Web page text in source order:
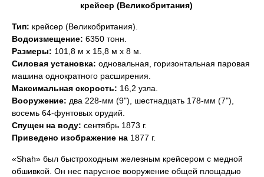
крейсер (Великобритания)
Тип: крейсер (Великобритания).
Водоизмещение: 6350 тонн.
Размеры: 101,8 м х 15,8 м х 8 м.
Силовая установка: одновальная, горизонтальная паровая
машина однократного расширения.
Максимальная скорость: 16,2 узла.
Вооружение: два 228-мм (9"), шестнадцать 178-мм (7"),
восемь 64-фунтовых орудий.
Спущен на воду: сентябрь 1873 г.
Приведено изображение на 1877 г.
«Shah» был быстроходным железным крейсером с медной
обшивкой. Он нес парусное вооружение общей площадью